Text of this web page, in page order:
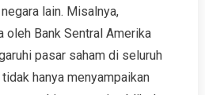
lain. Misalnya,
oleh Bank Sentral Amerika
pasar saham di seluruh
hanya menyampaikan